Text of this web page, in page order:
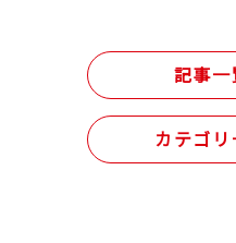
記事一
カテゴ